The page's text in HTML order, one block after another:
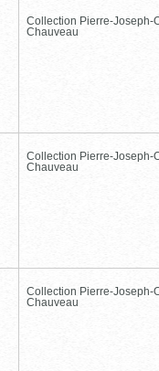
Collection Pierre-Joseph-
Chauveau
Collection Pierre-Joseph-
Chauveau
Collection Pierre-Joseph-
Chauveau